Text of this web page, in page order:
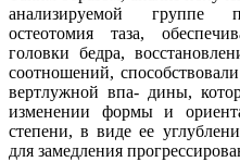
анализируемой группе
остеотомия таза,
головки бедра,
соотношений,
вертлужной впа- дины,
изменении формы и
степени, в виде ее
для замедления